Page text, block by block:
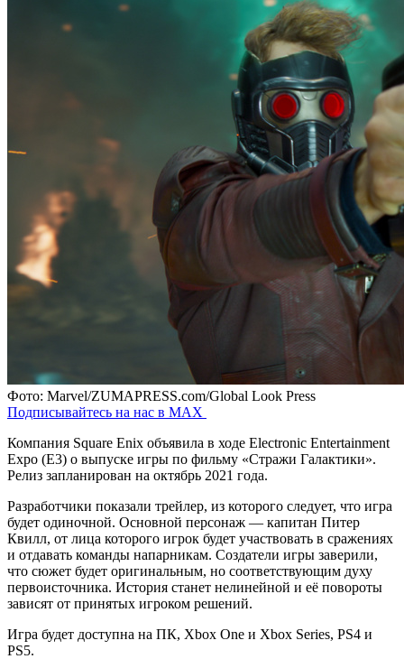
Фото: Marvel/ZUMAPRESS.com/Global Look Press
Подписывайтесь на нас в MAX
Компания Square Enix объявила в ходе Electronic Entertainment
Expo (Е3) о выпуске игры по фильму «Стражи Галактики».
Релиз запланирован на октябрь 2021 года.
Разработчики показали трейлер, из которого следует, что игра
будет одиночной. Основной персонаж — капитан Питер
Квилл, от лица которого игрок будет участвовать в сражениях
и отдавать команды напарникам. Создатели игры заверили,
что сюжет будет оригинальным, но соответствующим духу
первоисточника. История станет нелинейной и её повороты
зависят от принятых игроком решений.
Игра будет доступна на ПК, Xbox One и Xbox Series, PS4 и
PS5.